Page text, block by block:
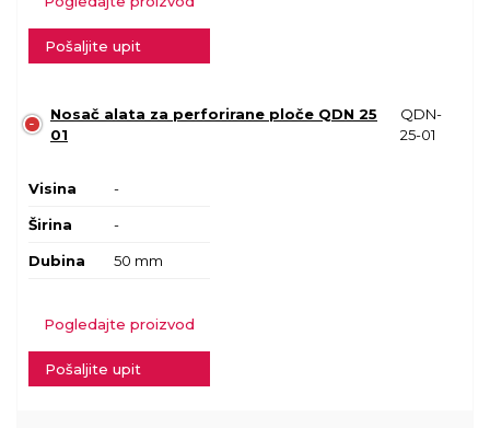
Pošaljite upit
Nosač alata za perforirane ploče QDN 25
01
QDN-
25-01
Visina -
Širina -
Dubina 50 mm
Pogledajte proizvod
Pošaljite upit